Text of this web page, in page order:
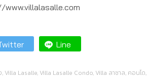
www.villalasalle.com
Line
, Villa Lasalle, Villa Lasalle Condo, Villa ลาซาล, คอนโด,